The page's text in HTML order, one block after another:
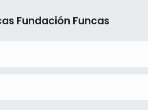
Fundación Funcas